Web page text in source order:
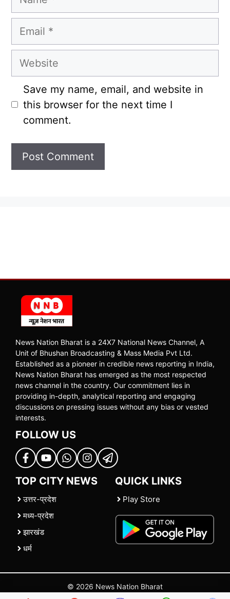
Email
Website
Save my name, email, and website in
this browser for the next time I
comment.
News Nation Bharat is a 24X7 National News Channel, A
Unit of Bhushan Broadcasting & Mass Media Pvt Ltd.
Established as a pioneer in credible news reporting in India,
News Nation Bharat has emerged as the most respected
news channel in the country. Our commitment lies in
providing in-depth, analytical reporting and engaging
discussions on pressing issues without any bias or vested
interests.
FOLLOW US
TOP CITY NEWS
उत्तर-प्रदेश
मध्य-प्रदेश
झारखंड
धर्म
QUICK LINKS
Play Store
© 2026 News Nation Bharat
| |Contact Us |Policies Terms and Conditions